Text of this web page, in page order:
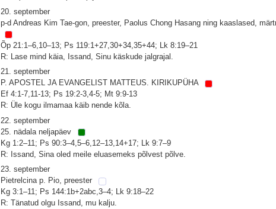
20. september
p-d Andreas Kim Tae-gon, preester, Paolus Chong Hasang ning kaaslased,
Õp 21:1–6,10–13; Ps 119:1+27,30+34,35+44; Lk 8:19–21
R: Lase mind käia, Issand, Sinu käskude jalgrajal.
21. september
P. APOSTEL JA EVANGELIST MATTEUS. KIRIKUPÜHA
Ef 4:1-7,11-13; Ps 19:2-3,4-5; Mt 9:9-13
R: Üle kogu ilmamaa käib nende kõla.
22. september
25. nädala neljapäev
Kg 1:2–11; Ps 90:3–4,5–6,12–13,14+17; Lk 9:7–9
R: Issand, Sina oled meile eluasemeks põlvest põlve.
23. september
Pietrelcina p. Pio, preester
Kg 3:1–11; Ps 144:1b+2abc,3–4; Lk 9:18–22
R: Tänatud olgu Issand, mu kalju.